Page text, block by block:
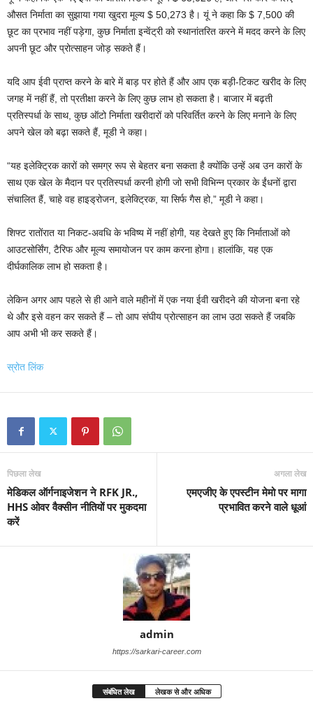
औसत निर्माता का सुझाया गया खुदरा मूल्य $ 50,273 है। यूं ने कहा कि $ 7,500 की
छूट का प्रभाव नहीं पड़ेगा, कुछ निर्माता इन्वेंट्री को स्थानांतरित करने में मदद करने के लिए
अपनी छूट और प्रोत्साहन जोड़ सकते हैं।
यदि आप ईवी प्राप्त करने के बारे में बाड़ पर होते हैं और आप एक बड़ी-टिकट खरीद के लिए
जगह में नहीं हैं, तो प्रतीक्षा करने के लिए कुछ लाभ हो सकता है। बाजार में बढ़ती
प्रतिस्पर्धा के साथ, कुछ ऑटो निर्माता खरीदारों को परिवर्तित करने के लिए मनाने के लिए
अपने खेल को बढ़ा सकते हैं, मूडी ने कहा।
“यह इलेक्ट्रिक कारों को समग्र रूप से बेहतर बना सकता है क्योंकि उन्हें अब उन कारों के
साथ एक खेल के मैदान पर प्रतिस्पर्धा करनी होगी जो सभी विभिन्न प्रकार के ईंधनों द्वारा
संचालित हैं, चाहे वह हाइड्रोजन, इलेक्ट्रिक, या सिर्फ गैस हो,” मूडी ने कहा।
शिफ्ट रातोंरात या निकट-अवधि के भविष्य में नहीं होगी, यह देखते हुए कि निर्माताओं को
आउटसोर्सिंग, टैरिफ और मूल्य समायोजन पर काम करना होगा। हालांकि, यह एक
दीर्घकालिक लाभ हो सकता है।
लेकिन अगर आप पहले से ही आने वाले महीनों में एक नया ईवी खरीदने की योजना बना रहे
थे और इसे वहन कर सकते हैं – तो आप संघीय प्रोत्साहन का लाभ उठा सकते हैं जबकि
आप अभी भी कर सकते हैं।
स्रोत लिंक
पिछला लेख
मेडिकल ऑर्गनाइजेशन ने RFK JR.,
HHS ओवर वैक्सीन नीतियों पर मुकदमा
करें
अगला लेख
एमएजीए के एपस्टीन मेमो पर मागा
प्रभावित करने वाले धूआं
admin
https://sarkari-career.com
संबंधित लेख लेखक से और अधिक